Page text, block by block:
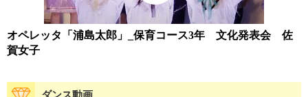
オペレッタ「浦島太郎」_保育コース3年 文化発表会 佐
賀女子